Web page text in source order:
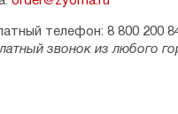
телефон: 8 800 200
звонок из любого